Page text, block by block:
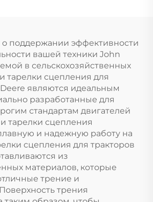
о поддержании эффективности
вашей техники John
в сельскохозяйственных
тарелки сцепления для
являются идеальным
разработанные для
стандартам двигателей
тарелки сцепления
и надежную работу на
сцепления для тракторов
из
материалов, которые
трение и
трения